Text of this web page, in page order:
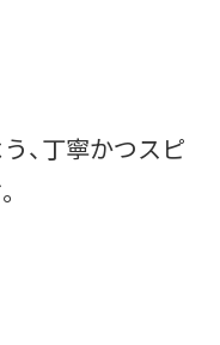
、丁寧かつスピ